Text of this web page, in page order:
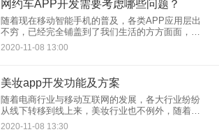
网约车APP开发需要考虑哪些问题？
随着现在移动智能手机的普及，各类APP应用层出
不穷，已经完全铺盖到了我们生活的方方面面，那
交通方面也是一样，现在生活节奏过快，导致很多
人越来越追求便捷出行的方式，那为了使人们出行
2020-11-08 13:00
美妆app开发功能及方案
随着电商行业与移动互联网的发展，各大行业纷纷
从线下转移到线上来，美妆行业也不例外，随着人
们生活和消费水平的提高，对美妆这方面的追求也
越来越高，需求也越来越广，所以在人们习惯网购
2020-11-08 13:30